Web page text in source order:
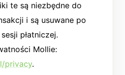
te są niezbędne do
i są usuwane po
płatniczej.
Mollie:
privacy.